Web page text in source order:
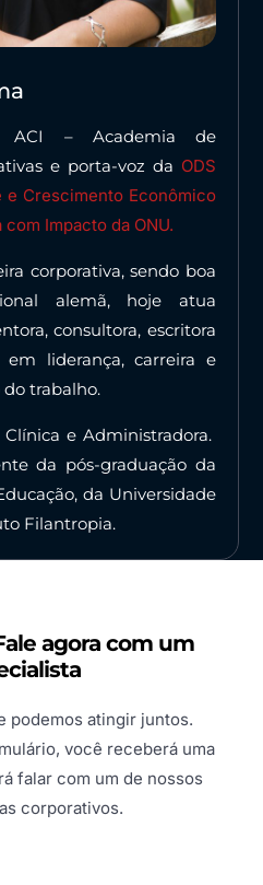
ACI – Academia de
e porta-voz da ODS
Crescimento Econômico
Impacto da ONU.
corporativa, sendo boa
alemã, hoje atua
consultora, escritora
em liderança, carreira e
trabalho.
e Administradora.
da pós-graduação da
da Universidade
Filantropia.
agora com um
podemos atingir juntos.
você receberá uma
falar com um de nossos
corporativos.